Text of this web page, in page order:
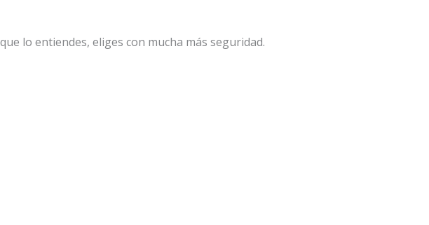
lo entiendes, eliges con mucha más seguridad.